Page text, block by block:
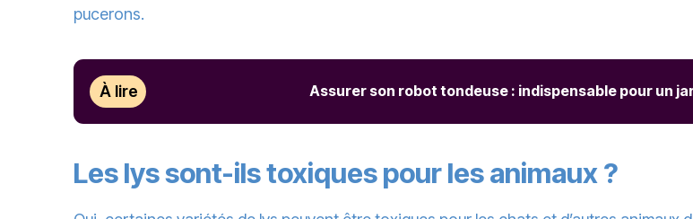
pucerons.
À lire Assurer son robot tondeuse : indispensable pour un
Les lys sont-ils toxiques pour les animaux ?